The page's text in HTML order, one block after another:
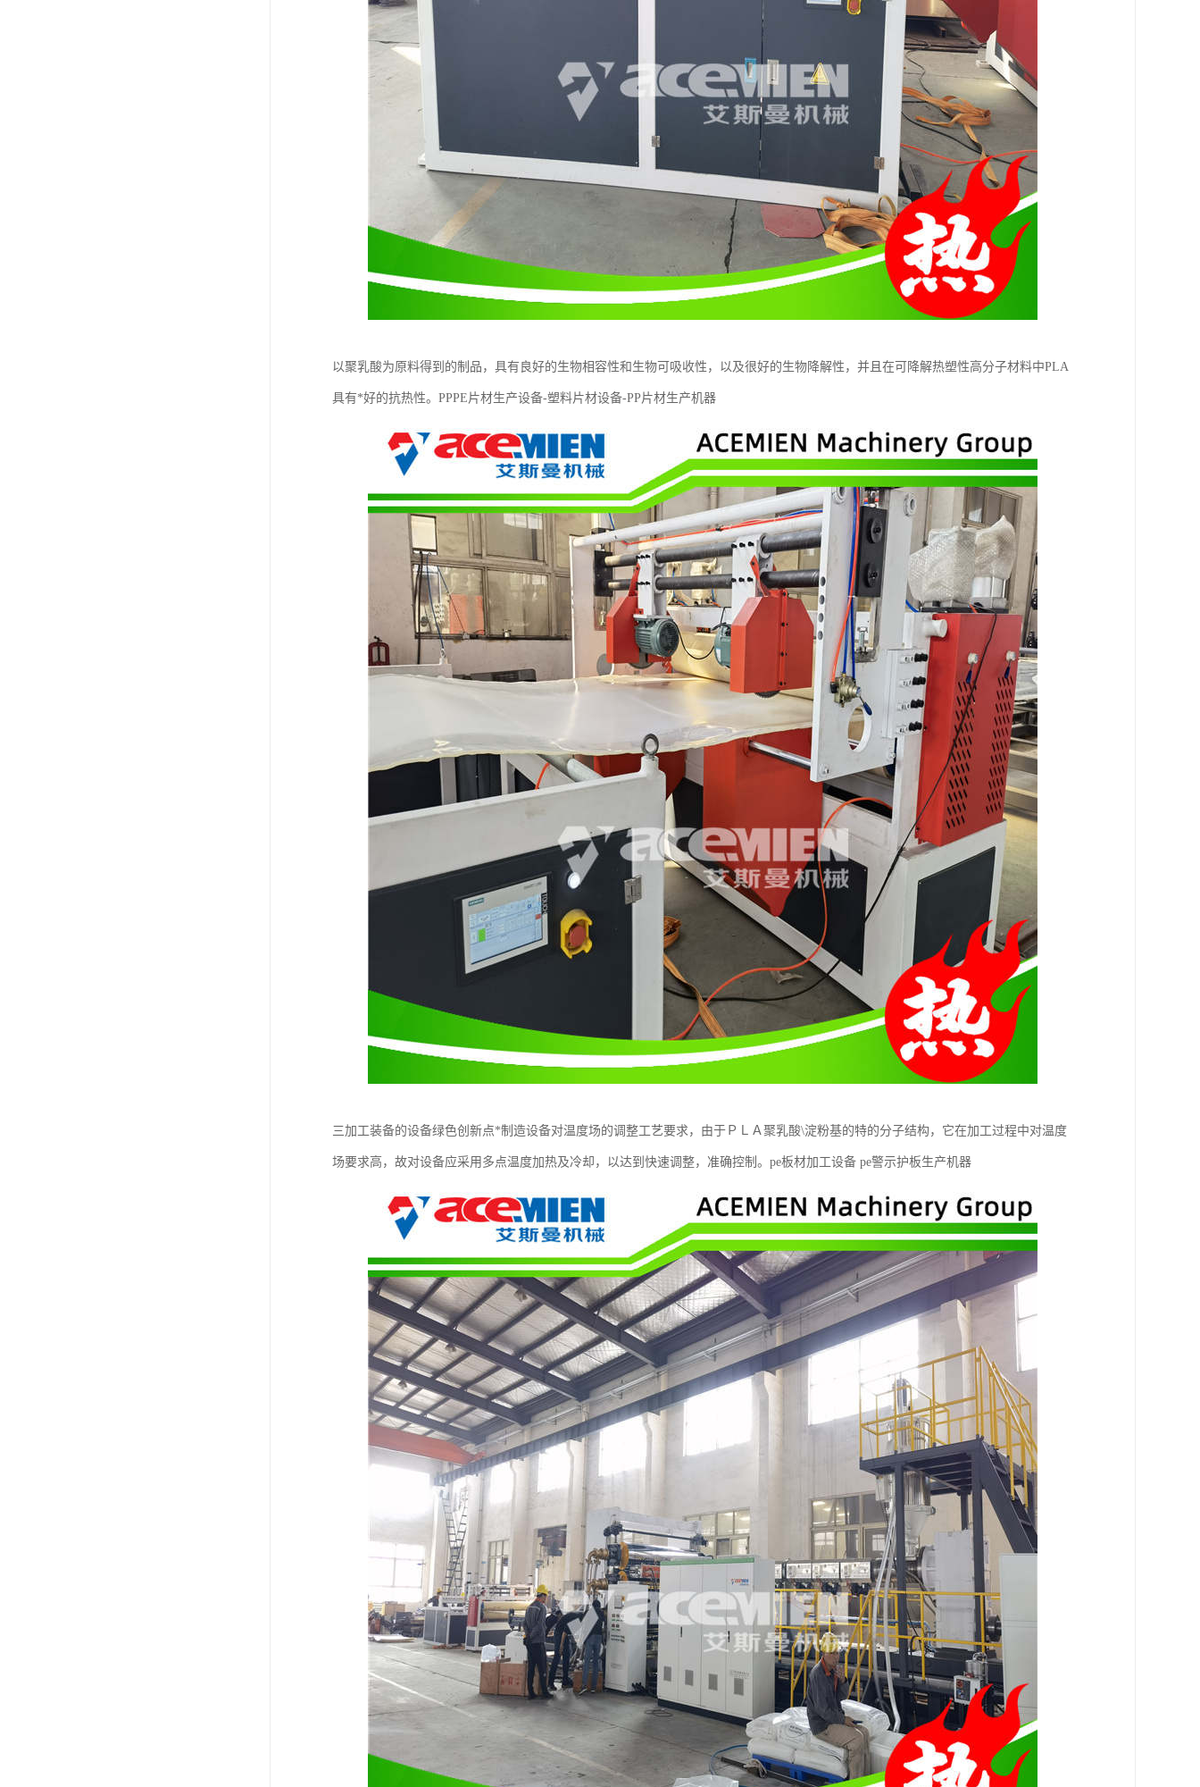
以聚乳酸为原料得到的制品，具有良好的生物相容性和生物可吸收性，以及很好的生物降解性，并且在可降解热塑性高分子材料中PLA
具有*好的抗热性。PPPE片材生产设备-塑料片材设备-PP片材生产机器
三加工装备的设备绿色创新点*制造设备对温度场的调整工艺要求，由于ＰＬＡ聚乳酸\淀粉基的特的分子结构，它在加工过程中对温度
场要求高，故对设备应采用多点温度加热及冷却，以达到快速调整，准确控制。pe板材加工设备 pe警示护板生产机器